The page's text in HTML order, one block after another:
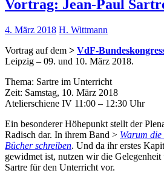
Vortrag: Jean-Paul
4. März 2018 H. Wittmann
Vortrag auf dem > VdF-
Leipzig – 09. und 10. März 2018.
Thema: Sartre im Unterricht
Zeit: Samstag, 10. März 2018
Atelierschiene IV 11:00 – 12:30 Uhr
Ein besonderer Höhepunkt stellt der
Radisch dar. In ihrem Band > Warum die
Bücher schreiben. Und da ihr erstes
gewidmet ist, nutzen wir die Gelegenheit
Sartre für den Unterricht vor.